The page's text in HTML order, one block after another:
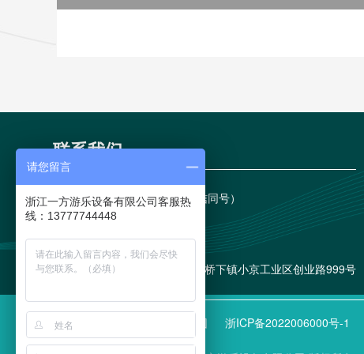
联系我们
手机：15967796288（微信同号）
 电话：15967796288
邮箱： 86743879@qq.com
地址：浙江省温州市永嘉县桥下镇小京工业区创业路999号
友情链接 室内儿童乐园 浙ICP备2022006000号-1
请您留言
浙江一方游乐设备有限公司客服热
线：13777744448